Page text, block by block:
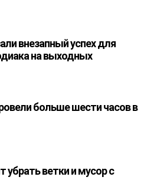
внезапный успех для
на выходных
больше шести часов в
ветки и мусор с